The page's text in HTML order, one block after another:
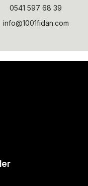
0541 597 68 39
info@1001fidan.com